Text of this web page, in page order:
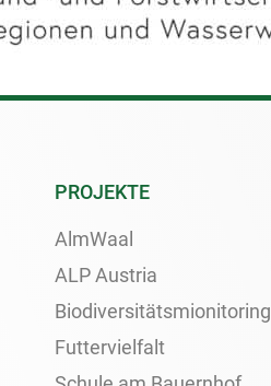
PROJEKTE
AlmWaal
ALP Austria
Biodiversitätsmionitoring
Futtervielfalt